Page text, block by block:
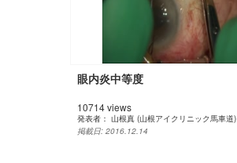
眼内炎中等度
10714 views
発表者： 山根真 (山根アイクリニック馬車道)
掲載日: 2016.12.14